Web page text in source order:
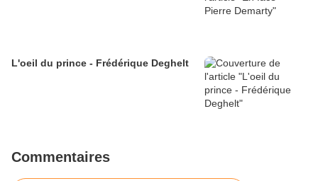
L'oeil du prince - Frédérique Deghelt
Commentaires